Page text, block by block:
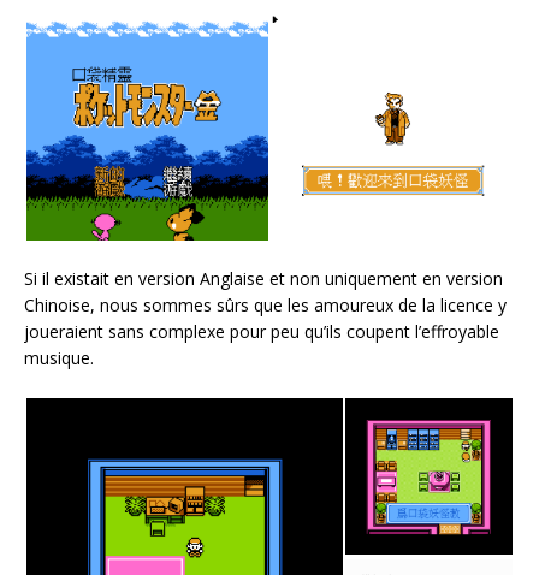
Si il existait en version Anglaise et non uniquement en version
Chinoise, nous sommes sûrs que les amoureux de la licence y
joueraient sans complexe pour peu qu’ils coupent l’effroyable
musique.